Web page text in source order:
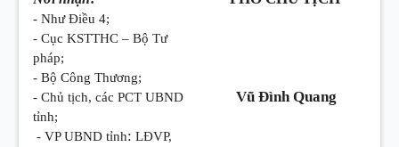
- Như Điều 4;
- Cục KSTTHC – Bộ Tư
pháp;
- Bộ Công Thương;
- Chủ tịch, các PCT UBND
tỉnh;
- VP UBND tỉnh: LĐVP,
Vũ Đình Quang